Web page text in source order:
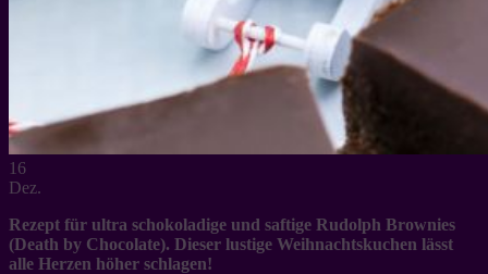
16
Dez.
Rezept für ultra schokoladige und saftige Rudolph Brownies
(Death by Chocolate). Dieser lustige Weihnachtskuchen lässt
alle Herzen höher schlagen!